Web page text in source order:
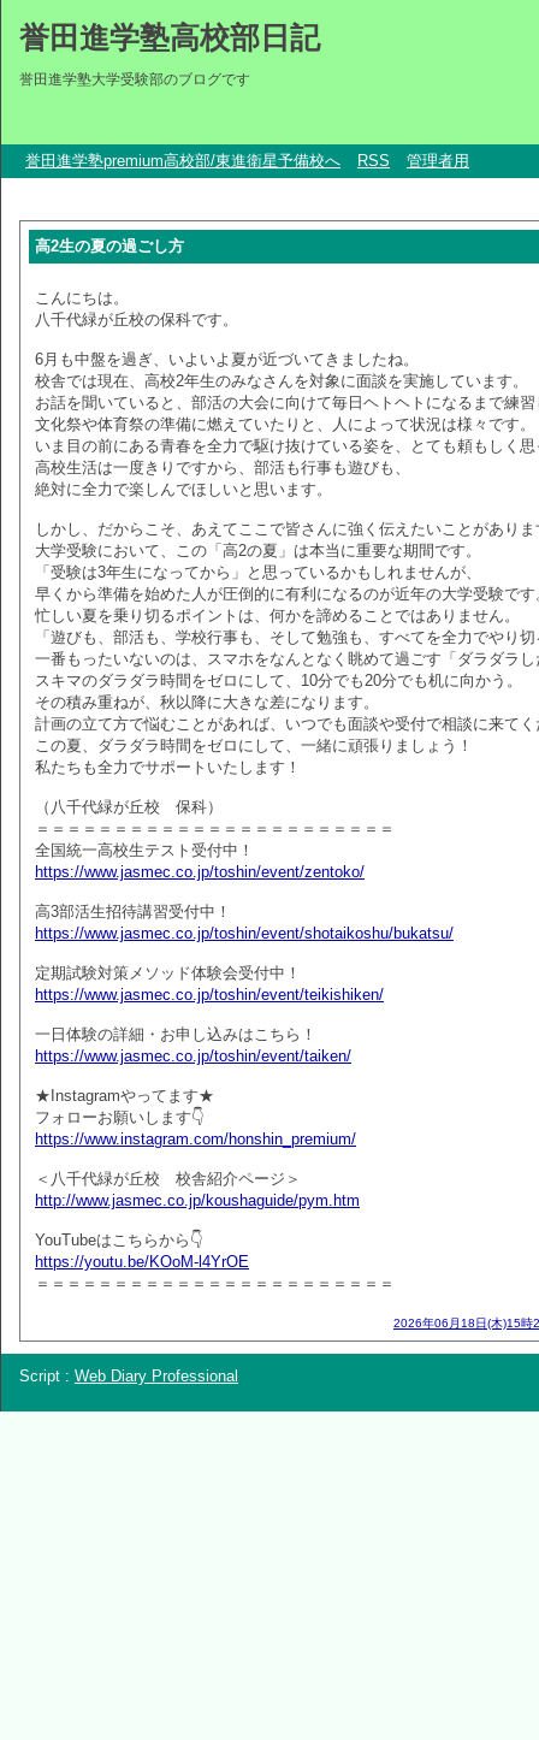
誉田進学塾高校部日記
誉田進学塾大学受験部のブログです
誉田進学塾premium高校部/東進衛星予備校へ RSS 管理者用
高2生の夏の過ごし方
こんにちは。
八千代緑が丘校の保科です。
6月も中盤を過ぎ、いよいよ夏が近づいてきましたね。
校舎では現在、高校2年生のみなさんを対象に面談を実施しています。
お話を聞いていると、部活の大会に向けて毎日ヘトヘトになるまで練
文化祭や体育祭の準備に燃えていたりと、人によって状況は様々です。
いま目の前にある青春を全力で駆け抜けている姿を、とても頼もしく
高校生活は一度きりですから、部活も行事も遊びも、
絶対に全力で楽しんでほしいと思います。
しかし、だからこそ、あえてここで皆さんに強く伝えたいことがありま
大学受験において、この「高2の夏」は本当に重要な期間です。
「受験は3年生になってから」と思っているかもしれませんが、
早くから準備を始めた人が圧倒的に有利になるのが近年の大学受験です
忙しい夏を乗り切るポイントは、何かを諦めることではありません。
「遊びも、部活も、学校行事も、そして勉強も、すべてを全力でやり
一番もったいないのは、スマホをなんとなく眺めて過ごす「ダラダラ
スキマのダラダラ時間をゼロにして、10分でも20分でも机に向かう。
その積み重ねが、秋以降に大きな差になります。
計画の立て方で悩むことがあれば、いつでも面談や受付で相談に来て
この夏、ダラダラ時間をゼロにして、一緒に頑張りましょう！
私たちも全力でサポートいたします！
（八千代緑が丘校 保科）
＝＝＝＝＝＝＝＝＝＝＝＝＝＝＝＝＝＝＝＝＝＝＝
全国統一高校生テスト受付中！
https://www.jasmec.co.jp/toshin/event/zentoko/
高3部活生招待講習受付中！
https://www.jasmec.co.jp/toshin/event/shotaikoshu/bukatsu/
定期試験対策メソッド体験会受付中！
https://www.jasmec.co.jp/toshin/event/teikishiken/
一日体験の詳細・お申し込みはこちら！
https://www.jasmec.co.jp/toshin/event/taiken/
★Instagramやってます★
フォローお願いします👇
https://www.instagram.com/honshin_premium/
＜八千代緑が丘校 校舎紹介ページ＞
http://www.jasmec.co.jp/koushaguide/pym.htm
YouTubeはこちらから👇
https://youtu.be/KOoM-l4YrOE
＝＝＝＝＝＝＝＝＝＝＝＝＝＝＝＝＝＝＝＝＝＝＝
2026年06月18日(木)15時
Script : Web Diary Professional